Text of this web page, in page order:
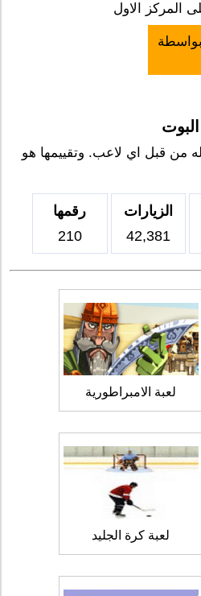
المركز الاول
من قبل اي لاعب. وتقييمها هو
الزيارات
42,381
رقمها
210
لعبة الامبراطورية
لعبة كرة الجليد